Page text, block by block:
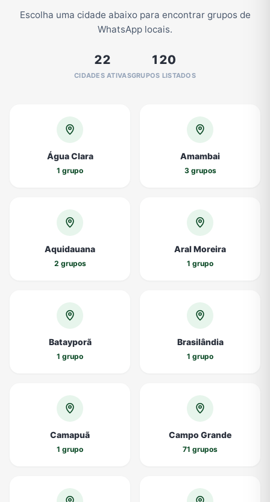
Escolha uma cidade abaixo para encontrar grupos de
WhatsApp locais.
22
CIDADES ATIVAS
120
GRUPOS LISTADOS
Água Clara
1 grupo
Amambai
3 grupos
Aquidauana
2 grupos
Aral Moreira
1 grupo
Batayporã
1 grupo
Brasilândia
1 grupo
Camapuã
1 grupo
Campo Grande
71 grupos